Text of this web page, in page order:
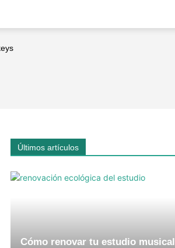
Últimos artículos
Cómo renovar tu estudio musical